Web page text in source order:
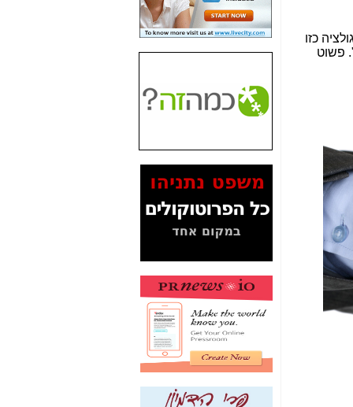
כזו
פשוט
האם השר איוב קרא
היה צריך בכלל לחתום
על האישור, שנתן
האם ביבי וקרא קבלו
בכלל תמורה עבור
ההטבות הרגולטוריות
המסמכים בנושא בזק-
Yes (תיק 4000)
מוכיחים "תפירת תיק"
לאיש הלא נכון! -כאן
עובדות ומסמכים
האם ביבי כשר
תקשורת עזר לקב'
בזק? -כאן
מה מקור ה-Fake
News שהביא לתפירת
תיק לביבי והעלמת
החשודים הנכונים -כאן
אחת הרגליים של "תיק
4000 התפור"